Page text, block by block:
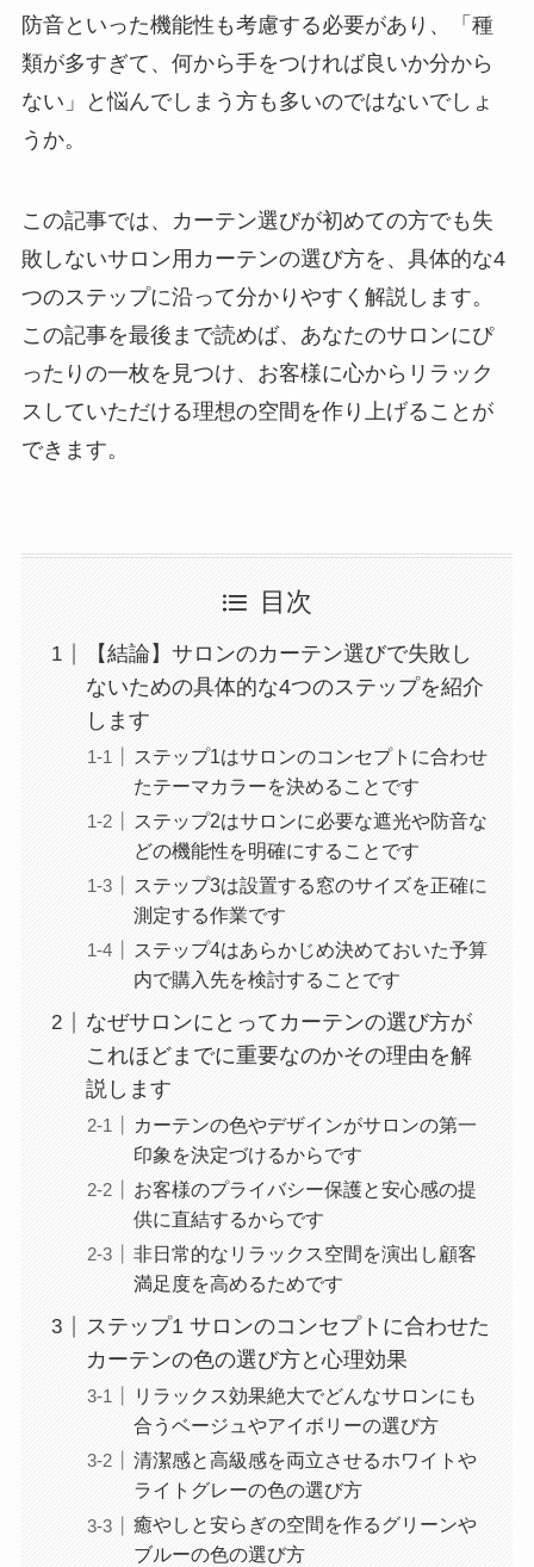
防音といった機能性も考慮する必要があり、「種
類が多すぎて、何から手をつければ良いか分から
ない」と悩んでしまう方も多いのではないでしょ
うか。
この記事では、カーテン選びが初めての方でも失
敗しないサロン用カーテンの選び方を、具体的な4
つのステップに沿って分かりやすく解説します。
この記事を最後まで読めば、あなたのサロンにぴ
ったりの一枚を見つけ、お客様に心からリラック
スしていただける理想の空間を作り上げることが
できます。
目次
【結論】サロンのカーテン選びで失敗し
ないための具体的な4つのステップを紹介
します
ステップ1はサロンのコンセプトに合わせ
たテーマカラーを決めることです
ステップ2はサロンに必要な遮光や防音な
どの機能性を明確にすることです
ステップ3は設置する窓のサイズを正確に
測定する作業です
ステップ4はあらかじめ決めておいた予算
内で購入先を検討することです
なぜサロンにとってカーテンの選び方が
これほどまでに重要なのかその理由を解
説します
カーテンの色やデザインがサロンの第一
印象を決定づけるからです
お客様のプライバシー保護と安心感の提
供に直結するからです
非日常的なリラックス空間を演出し顧客
満足度を高めるためです
ステップ1 サロンのコンセプトに合わせた
カーテンの色の選び方と心理効果
リラックス効果絶大でどんなサロンにも
合うベージュやアイボリーの選び方
清潔感と高級感を両立させるホワイトや
ライトグレーの色の選び方
癒やしと安らぎの空間を作るグリーンや
ブルーの色の選び方